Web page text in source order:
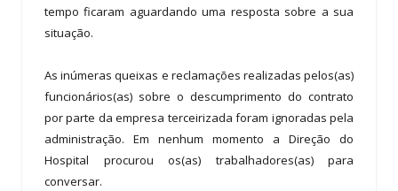
tempo ficaram aguardando uma resposta sobre a sua
situação.
As inúmeras queixas e reclamações realizadas pelos(as)
funcionários(as) sobre o descumprimento do contrato
por parte da empresa terceirizada foram ignoradas pela
administração. Em nenhum momento a Direção do
Hospital procurou os(as) trabalhadores(as) para
conversar.